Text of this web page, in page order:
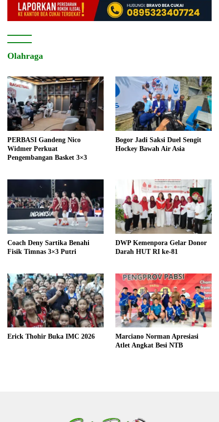
Olahraga
PERBASI Gandeng Nico
Widmer Perkuat
Pengembangan Basket 3×3
Bogor Jadi Saksi Duel Sengit
Hockey Bawah Air Asia
Coach Deny Sartika Benahi
Fisik Timnas 3×3 Putri
DWP Kemenpora Gelar Donor
Darah HUT RI ke-81
Erick Thohir Buka IMC 2026
Marciano Norman Apresiasi
Atlet Angkat Besi NTB